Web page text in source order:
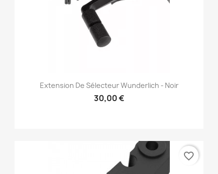
Extension De Sélecteur Wunderlich - Noir
30,00 €
favorite_border